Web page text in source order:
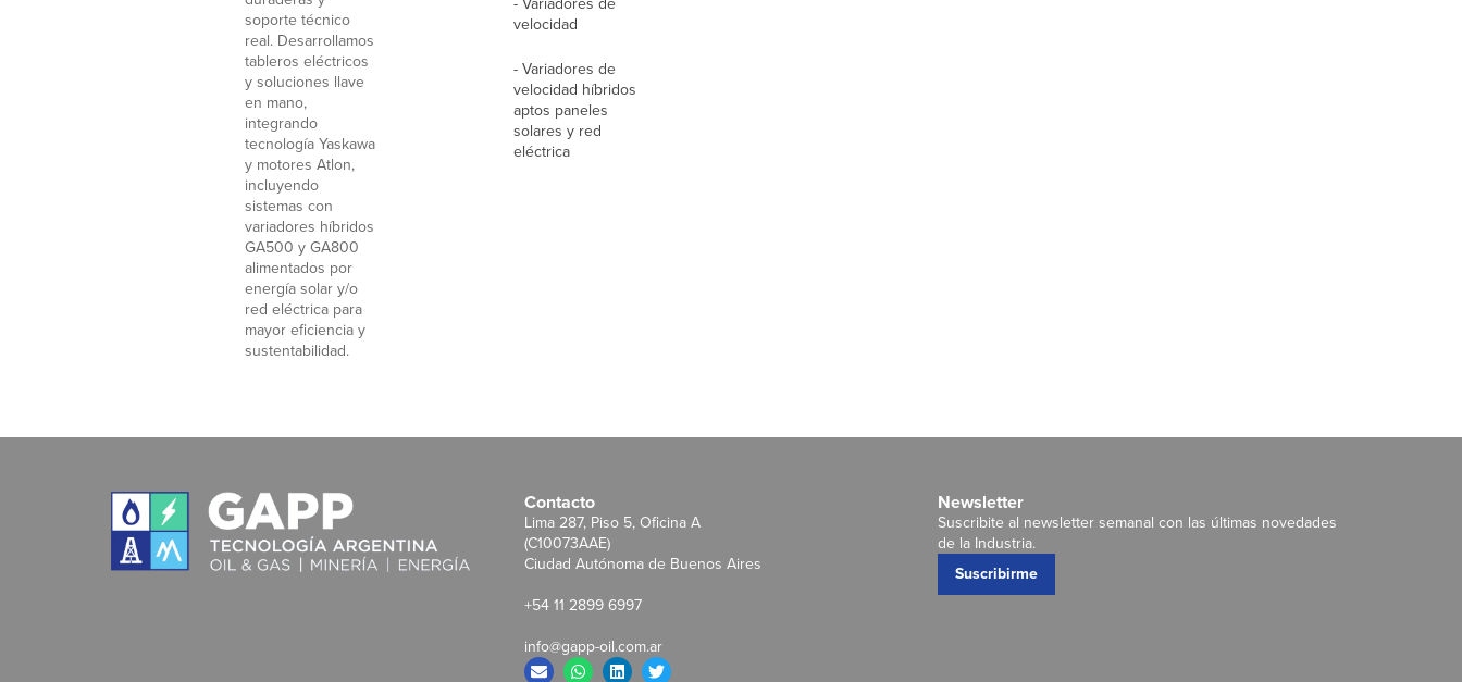
soporte técnico
real. Desarrollamos
tableros eléctricos
y soluciones llave
en mano,
integrando
tecnología Yaskawa
y motores Atlon,
incluyendo
sistemas con
variadores híbridos
GA500 y GA800
alimentados por
energía solar y/o
red eléctrica para
mayor eficiencia y
sustentabilidad.
velocidad
- Variadores de
velocidad híbridos
aptos paneles
solares y red
eléctrica
Contacto
Lima 287, Piso 5, Oficina A
(C10073AAE)
Ciudad Autónoma de Buenos Aires
+54 11 2899 6997
info@gapp-oil.com.ar
Newsletter
Suscribite al newsletter semanal con las últimas novedades
de la Industria.
Suscribirme